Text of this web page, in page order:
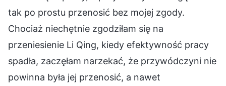
tak po prostu przenosić bez mojej zgody.
Chociaż niechętnie zgodziłam się na
przeniesienie Li Qing, kiedy efektywność pracy
spadła, zaczęłam narzekać, że przywódczyni nie
powinna była jej przenosić, a nawet